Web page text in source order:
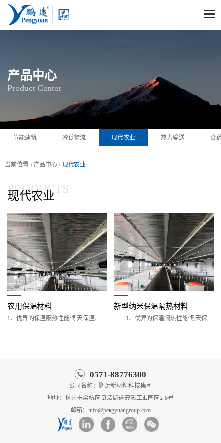
产品中心
Product Center
节能建筑 冷链物流 现代农业 热力输送 食
当前位置 › 产品中心 › 现代农业
PRODUCTS
现代农业
农用保温材料
1、优异的保温隔热性能:冬天保温、夏天隔热，
新型纳米保温隔热材料
1、优异的保温隔热性能:冬天保温、夏天隔
0571-88776300
公司名称：鹏远新材料科技集团
地址：杭州市余杭区良渚街道安溪工业园区2-9号
邮箱：info@pengyuangroup.com